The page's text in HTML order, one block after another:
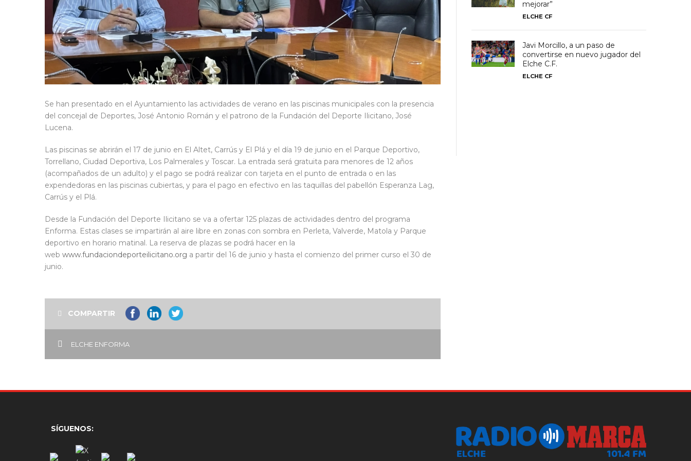
Se han presentado en el Ayuntamiento las actividades de verano en las piscinas municipales con la presencia
del concejal de Deportes, José Antonio Román y el patrono de la Fundación del Deporte Ilicitano, José
Lucena.
Las piscinas se abrirán el 17 de junio en El Altet, Carrús y El Plá y el día 19 de junio en el Parque Deportivo,
Torrellano, Ciudad Deportiva, Los Palmerales y Toscar. La entrada será gratuita para menores de 12 años
(acompañados de un adulto) y el pago se podrá realizar con tarjeta en el punto de entrada o en las
expendedoras en las piscinas cubiertas, y para el pago en efectivo en las taquillas del pabellón Esperanza Lag,
Carrús y el Plá.
Desde la Fundación del Deporte Ilicitano se va a ofertar 125 plazas de actividades dentro del programa
Enforma. Estas clases se impartirán al aire libre en zonas con sombra en Perleta, Valverde, Matola y Parque
deportivo en horario matinal. La reserva de plazas se podrá hacer en la
web www.fundaciondeporteilicitano.org a partir del 16 de junio y hasta el comienzo del primer curso el 30 de
junio.
COMPARTIR
ELCHE ENFORMA
mejorar”
ELCHE CF
Javi Morcillo, a un paso de
convertirse en nuevo jugador del
Elche C.F.
ELCHE CF
SÍGUENOS: